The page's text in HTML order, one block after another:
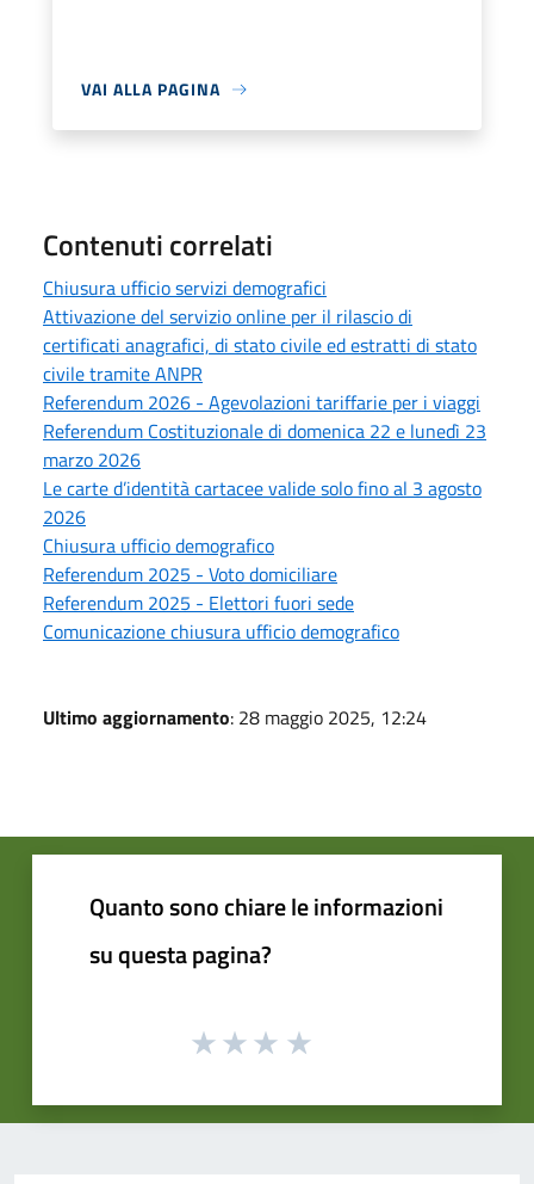
VAI ALLA PAGINA
Contenuti correlati
Chiusura ufficio servizi demografici
Attivazione del servizio online per il rilascio di
certificati anagrafici, di stato civile ed estratti di stato
civile tramite ANPR
Referendum 2026 - Agevolazioni tariffarie per i viaggi
Referendum Costituzionale di domenica 22 e lunedì 23
marzo 2026
Le carte d’identità cartacee valide solo fino al 3 agosto
2026
Chiusura ufficio demografico
Referendum 2025 - Voto domiciliare
Referendum 2025 - Elettori fuori sede
Comunicazione chiusura ufficio demografico
Ultimo aggiornamento: 28 maggio 2025, 12:24
Quanto sono chiare le informazioni
su questa pagina?